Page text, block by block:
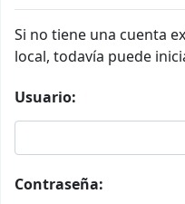
Si no tiene una cuenta
local, todavía puede
Usuario:
Contraseña: